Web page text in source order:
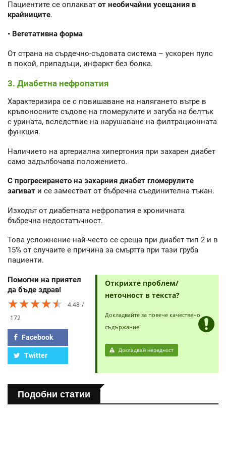
Пациентите се оплакват от необичайни усещания в
крайниците.
• Вегетативна форма
От страна на сърдечно-съдовата система – ускорен пулс
в покой, припадъци, инфаркт без болка.
3. Диабетна нефропатия
Характеризира се с повишаване на налягането вътре в
кръвоносните съдове на гломерулите и загуба на белтък
с урината, вследствие на нарушаване на филтрационната
функция.
Наличието на артериална хипертония при захарен диабет
само задълбочава положението.
С прогресирането на захарния диабет гломерулите
загиват и се заместват от бъбречна съединителна тъкан.
Изходът от диабетната нефропатия е хроничната
бъбречна недостатъчност.
Това усложнение най-често се среща при диабет тип 2 и в
15% от случаите е причина за смъртта при тази груба
пациенти.
Помогни на приятел
да бъде здрав!
★★★★★
★★★★★
★★★★★
4.48
172
Facebook
Twitter
Открихте проблем/
неточност в текста?
Докладвайте за повече качествено
съдържание!
Докладвай нередност
Подобни статии